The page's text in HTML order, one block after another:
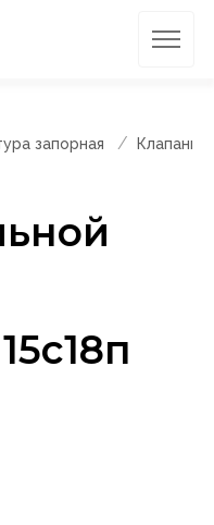
запорная Клапаны